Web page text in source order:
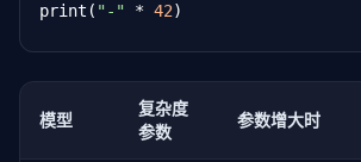
print( "-" * 42)
for k in k_values:
model =
    model.fit(X_train, y_train)
模型
复杂度
参数
参数增大时